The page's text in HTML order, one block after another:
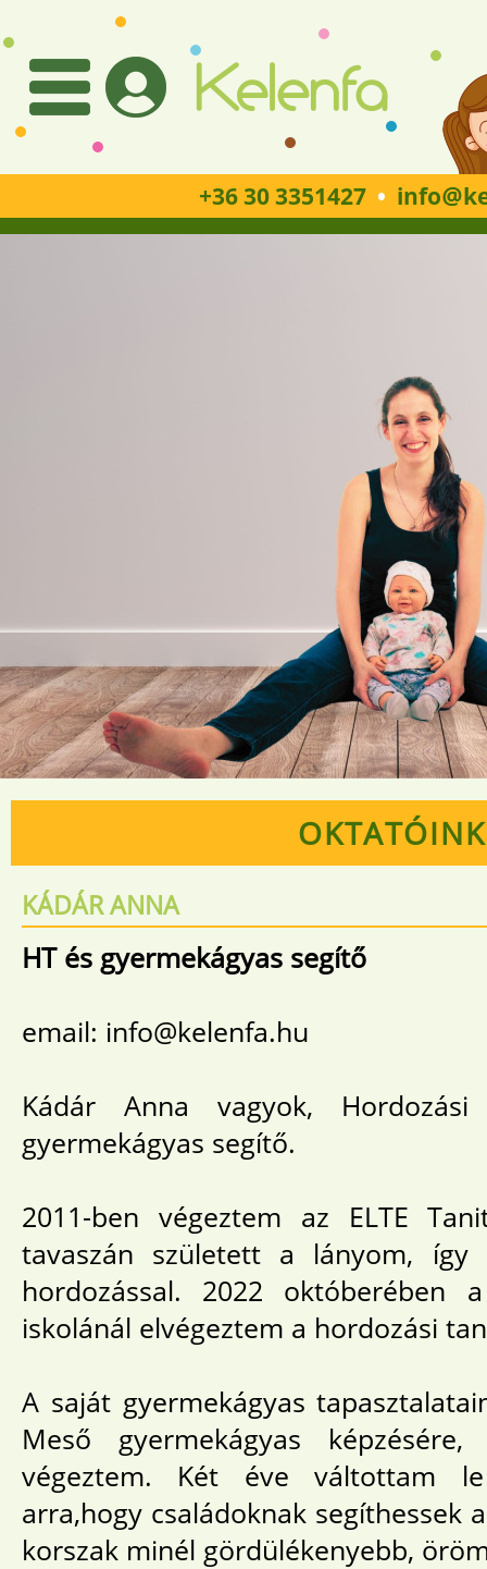
+36 30 3351427 • info
OKTATÓINK
KÁDÁR ANNA
HT és gyermekágyas segítő
email: info@kelenfa.hu
Kádár Anna vagyok,
gyermekágyas segítő.
2011-ben végeztem az ELTE
tavaszán született a lányom, így
hordozással. 2022 októberében
iskolánál elvégeztem a hordozási
A saját gyermekágyas
Meső gyermekágyas
végeztem. Két éve váltottam
arra,hogy családoknak segíthessek
korszak minél gördülékenyebb,